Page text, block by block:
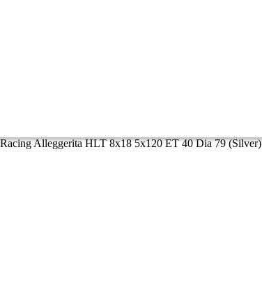
Alleggerita HLT 8x18 5x120 ET 40 Dia 79 (Silver)